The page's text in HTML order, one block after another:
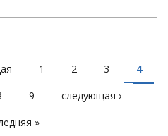
1 2 3
4
9
следующая ›
»